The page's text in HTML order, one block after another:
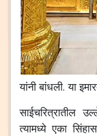
यांनी बांधली. या
साईचरित्रातील
त्यामध्ये एका